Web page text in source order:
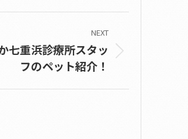
NEXT
七重浜診療所スタッ
フのペット紹介！